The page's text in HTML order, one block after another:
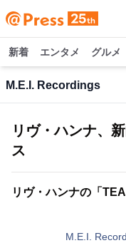
新着 エンタメ グルメ
M.E.I. Recordings
リヴ・ハンナ、
ス
リヴ・ハンナの「
M.E.I.